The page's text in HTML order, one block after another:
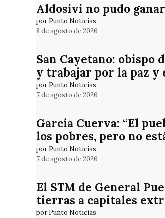
Aldosivi no pudo
por Punto Noticias
8 de agosto de 2026
San Cayetano: obispo
y trabajar por la paz y
por Punto Noticias
7 de agosto de 2026
García Cuerva: “El
los pobres, pero no
por Punto Noticias
7 de agosto de 2026
El STM de General
tierras a capitales
por Punto Noticias